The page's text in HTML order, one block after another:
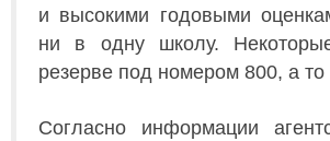
и высокими годовыми
ни в одну школу.
резерве под номером 800, а то
Согласно информации